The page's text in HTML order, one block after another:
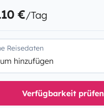
€/Tag
Reisedaten
hinzufügen
Verfügbarkeit prüfen